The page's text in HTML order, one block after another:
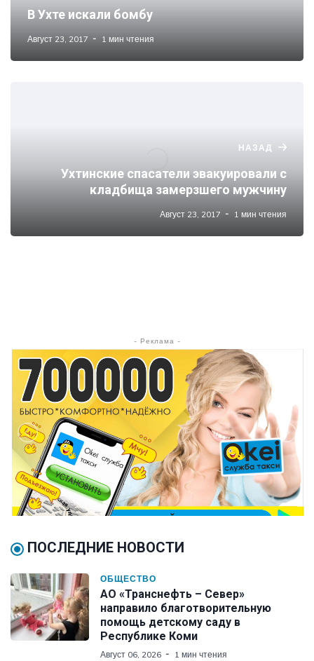
В Ухте искали бомбу
Август 23, 2017 1 мин чтения
НАЗАД
Ухтинские спасатели эвакуировали с
кладбища замерзшего мужчину
Август 23, 2017 1 мин чтения
- Реклама -
ПОСЛЕДНИЕ НОВОСТИ
ОБЩЕСТВО
АО «Транснефть – Север»
направило благотворительную
помощь детскому саду в
Республике Коми
Август 06, 2026 1 мин чтения